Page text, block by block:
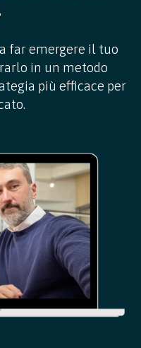
far emergere il tuo
in un metodo
più efficace per